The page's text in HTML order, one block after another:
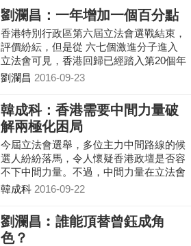
責。
劉瀾昌：一年增加一個百分點
香港特別行政區第六屆立法會選戰結束，
評價紛紜，但是從 六七個激進分子進入
立法會可見，香港回歸已經踏入第20個年
頭，然而踐行一國兩制還是一條艱難的道
劉瀾昌 2016-09-23
韓成科：香港需要中間力量破
解兩極化困局
今屆立法會選舉，多位主力中間路線的候
選人紛紛落馬，令人懷疑香港政壇是否容
不下中間力量。不過，中間力量在立法會
選舉遭遇滑鐵盧，原因有很多，包括選舉
且在兩大陣營的強力棄保之下，壓縮了中
間力量的空間。
韓成科 2016-09-22
劉瀾昌︰誰能頂替曾鈺成角
色？